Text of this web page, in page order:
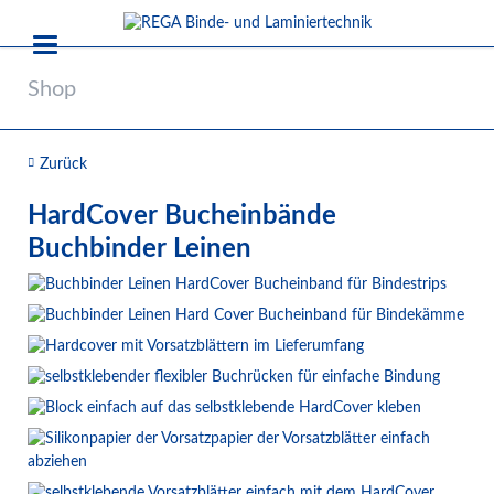
Shop
Zurück
HardCover Bucheinbände
Buchbinder Leinen